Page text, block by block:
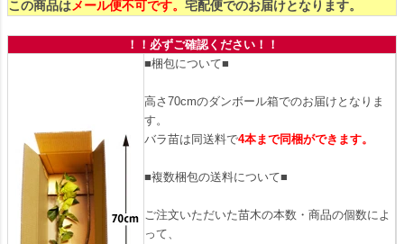
この商品はメール便不可です。 宅配便でのお届けとなります。
！！必ずご確認ください！！
■梱包について■
高さ70cmのダンボール箱でのお届けとなりま
す。
バラ苗は同送料で4本まで同梱ができます。
■複数梱包の送料について■
ご注文いただいた苗木の本数・商品の個数によ
って、